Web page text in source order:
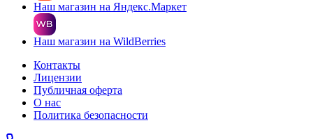
Наш магазин на Яндекс.Маркет
Наш магазин на WildBerries
Контакты
Лицензии
Публичная оферта
О нас
Политика безопасности